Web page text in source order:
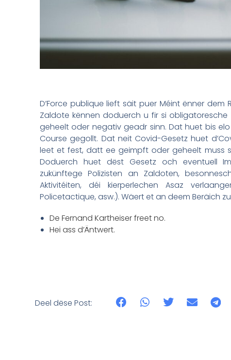
D’Force publique lieft säit puer Méint ënner dem
Zaldote kënnen doduerch u fir si
geheelt oder negativ geadr sinn. Dat huet bis
Course gegollt. Dat neit Covid-Gesetz huet
leet et fest, datt ee geimpft oder geheelt muss
Doduerch huet dëst Gesetz och eventuell
zukünftege Polizisten an Zaldoten,
Aktivitéiten, déi kierperlechen Asaz
Policetactique, asw.). Wäert et an deem Beräich
De Fernand Kartheiser freet no.
Hei ass d’Äntwert.
Deel dëse Post: